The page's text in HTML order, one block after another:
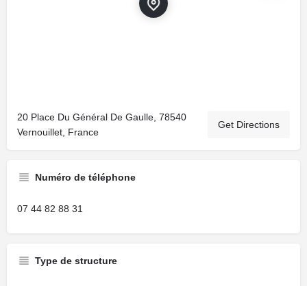
20 Place Du Général De Gaulle, 78540
Vernouillet, France
Get Directions
Numéro de téléphone
07 44 82 88 31
Type de structure